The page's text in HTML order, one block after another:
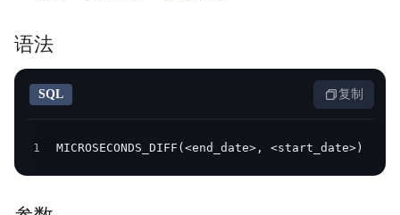
功能发布记录
快速入门
语法
SQL 复制
1 MICROSECONDS_DIFF(<end_date>, <start_date>)